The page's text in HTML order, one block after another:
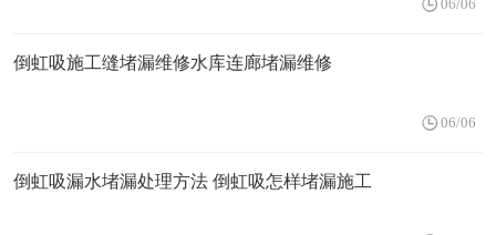
06/06
倒虹吸施工缝堵漏维修水库连廊堵漏维修
06/06
倒虹吸漏水堵漏处理方法 倒虹吸怎样堵漏施工